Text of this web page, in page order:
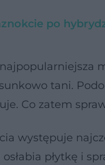
po
tani.
Co zatem
występuje
płytkę i